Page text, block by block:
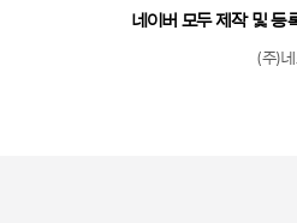
네이버 모두 제작 및 등
(주)